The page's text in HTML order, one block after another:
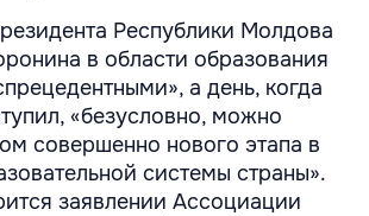
Республики Молдова
в области образования
а день, когда
«безусловно, можно
совершенно нового этапа в
системы страны».
заявлении Ассоциации